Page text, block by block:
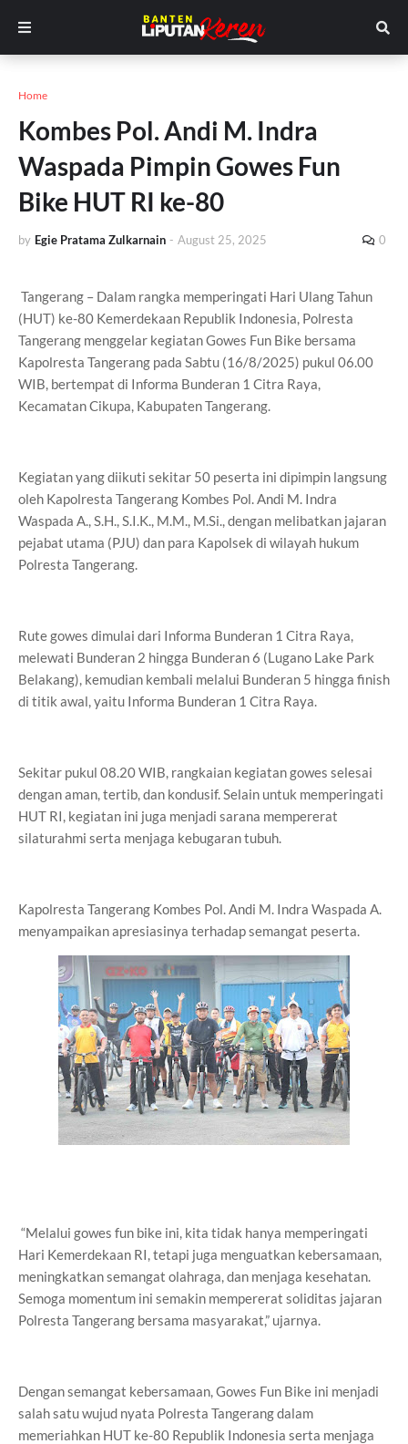
Home
Kombes Pol. Andi M. Indra
Waspada Pimpin Gowes Fun
Bike HUT RI ke-80
by Egie Pratama Zulkarnain - August 25, 2025 0
Tangerang – Dalam rangka memperingati Hari Ulang Tahun
(HUT) ke-80 Kemerdekaan Republik Indonesia, Polresta
Tangerang menggelar kegiatan Gowes Fun Bike bersama
Kapolresta Tangerang pada Sabtu (16/8/2025) pukul 06.00
WIB, bertempat di Informa Bunderan 1 Citra Raya,
Kecamatan Cikupa, Kabupaten Tangerang.
Kegiatan yang diikuti sekitar 50 peserta ini dipimpin langsung
oleh Kapolresta Tangerang Kombes Pol. Andi M. Indra
Waspada A., S.H., S.I.K., M.M., M.Si., dengan melibatkan jajaran
pejabat utama (PJU) dan para Kapolsek di wilayah hukum
Polresta Tangerang.
Rute gowes dimulai dari Informa Bunderan 1 Citra Raya,
melewati Bunderan 2 hingga Bunderan 6 (Lugano Lake Park
Belakang), kemudian kembali melalui Bunderan 5 hingga finish
di titik awal, yaitu Informa Bunderan 1 Citra Raya.
Sekitar pukul 08.20 WIB, rangkaian kegiatan gowes selesai
dengan aman, tertib, dan kondusif. Selain untuk memperingati
HUT RI, kegiatan ini juga menjadi sarana mempererat
silaturahmi serta menjaga kebugaran tubuh.
Kapolresta Tangerang Kombes Pol. Andi M. Indra Waspada A.
menyampaikan apresiasinya terhadap semangat peserta.
“Melalui gowes fun bike ini, kita tidak hanya memperingati
Hari Kemerdekaan RI, tetapi juga menguatkan kebersamaan,
meningkatkan semangat olahraga, dan menjaga kesehatan.
Semoga momentum ini semakin mempererat soliditas jajaran
Polresta Tangerang bersama masyarakat,” ujarnya.
Dengan semangat kebersamaan, Gowes Fun Bike ini menjadi
salah satu wujud nyata Polresta Tangerang dalam
memeriahkan HUT ke-80 Republik Indonesia serta menjaga